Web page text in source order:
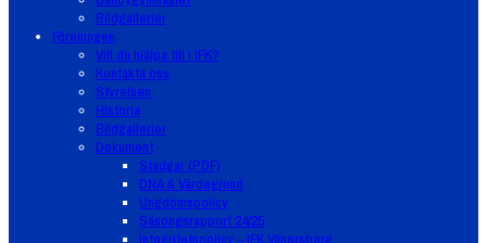
Bildgallerier
Föreningen
Vill du hjälpa till i IFK?
Kontakta oss
Styrelsen
Historia
Bildgallerier
Dokument
Stadgar (PDF)
DNA & Värdegrund
Ungdomspolicy
Säsongsrapport 24/25
Integritetspolicy – IFK Vänersborg